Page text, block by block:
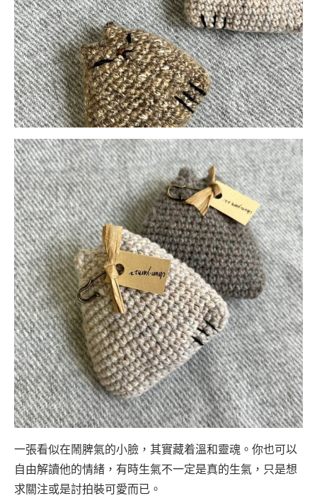
一張看似在鬧脾氣的小臉，其實藏着溫和靈魂。你也可以
自由解讀他的情緒，有時生氣不一定是真的生氣，只是想
求關注或是討拍裝可愛而已。